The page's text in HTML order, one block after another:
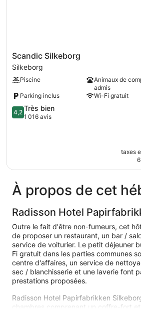
Scandic
Silkeborg
Silkeborg
Scandic Silkeborg
Silkeborg
Piscine
Animaux de
admis
Parking inclus
Wi-Fi gratuit
4.2
sur
4,2 Très bien
1 016 avis
taxes
À propos de cet
Radisson Hotel
Outre le fait d'être non-fumeurs, cet
de proposer un restaurant, un bar /
service de voiturier. Le petit déjeuner
Fi gratuit dans les parties communes
centre d'affaires, un service de
sec / blanchisserie et une laverie font
prestations proposées.
Radisson Hotel Papirfabrikken
chambres comprenant un coffre-fort